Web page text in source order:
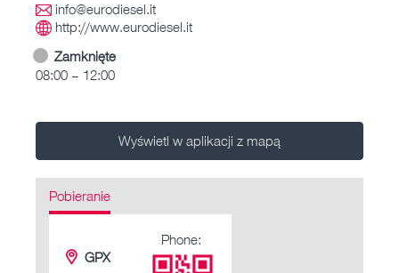
info@eurodiesel.it
http://www.eurodiesel.it
Zamknięte
08:00 – 12:00
Wyświetl w aplikacji z mapą
Pobieranie
GPX
Phone: